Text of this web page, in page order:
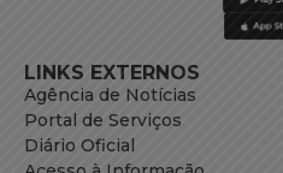
LINKS EXTERNOS
Agência de Notícias
Portal de Serviços
Diário Oficial